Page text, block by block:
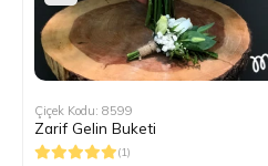
Çiçek Kodu: 7938
Cipso Gelin Buketi Tacı